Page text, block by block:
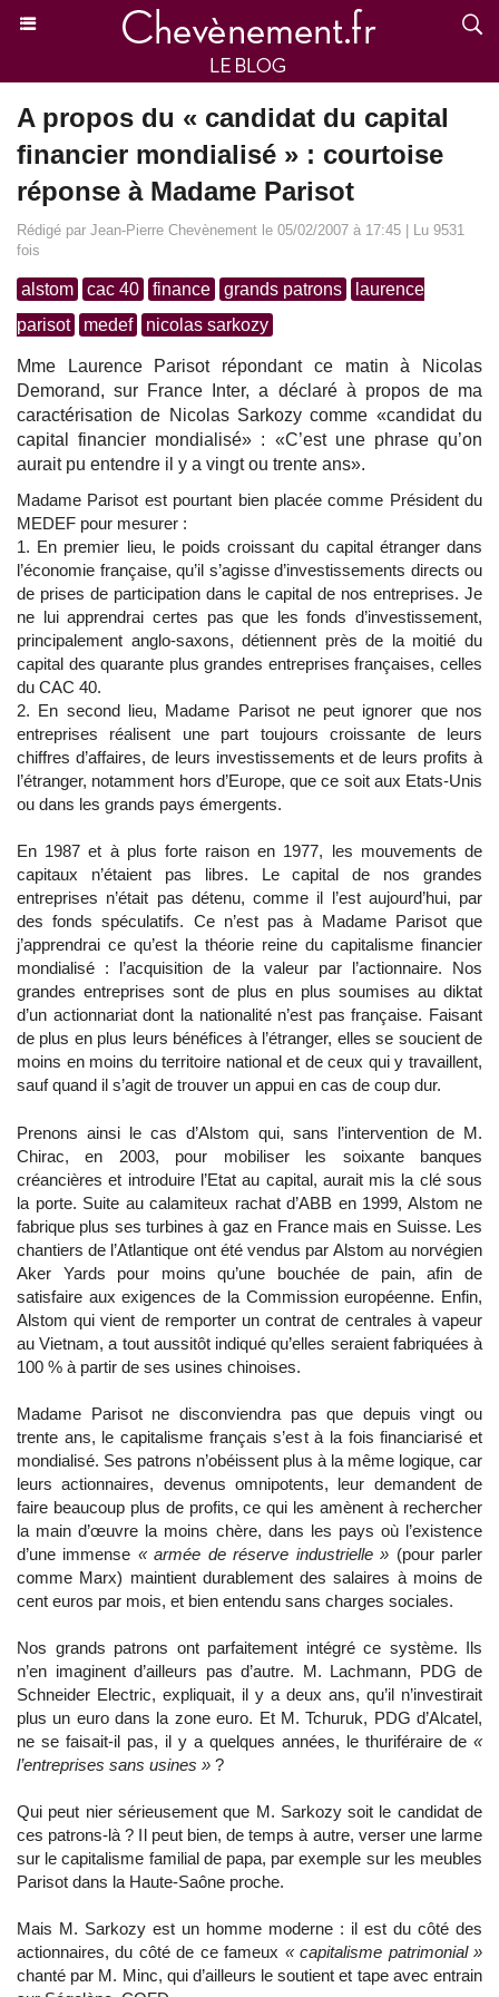
A propos du « candidat du capital
financier mondialisé » : courtoise
réponse à Madame Parisot
Rédigé par Jean-Pierre Chevènement le 05/02/2007 à 17:45 | Lu 9531
fois
alstom cac 40 finance grands patrons
laurence
parisot
medef nicolas sarkozy
Mme Laurence Parisot répondant ce matin à Nicolas
Demorand, sur France Inter, a déclaré à propos de ma
caractérisation de Nicolas Sarkozy comme «candidat du
capital financier mondialisé» : «C’est une phrase qu’on
aurait pu entendre il y a vingt ou trente ans».
Madame Parisot est pourtant bien placée comme Président du
MEDEF pour mesurer :
1. En premier lieu, le poids croissant du capital étranger dans
l’économie française, qu’il s’agisse d’investissements directs ou
de prises de participation dans le capital de nos entreprises. Je
ne lui apprendrai certes pas que les fonds d’investissement,
principalement anglo-saxons, détiennent près de la moitié du
capital des quarante plus grandes entreprises françaises, celles
du CAC 40.
2. En second lieu, Madame Parisot ne peut ignorer que nos
entreprises réalisent une part toujours croissante de leurs
chiffres d’affaires, de leurs investissements et de leurs profits à
l’étranger, notamment hors d’Europe, que ce soit aux Etats-Unis
ou dans les grands pays émergents.
En 1987 et à plus forte raison en 1977, les mouvements de
capitaux n’étaient pas libres. Le capital de nos grandes
entreprises n’était pas détenu, comme il l’est aujourd’hui, par
des fonds spéculatifs. Ce n’est pas à Madame Parisot que
j’apprendrai ce qu’est la théorie reine du capitalisme financier
mondialisé : l’acquisition de la valeur par l’actionnaire. Nos
grandes entreprises sont de plus en plus soumises au diktat
d’un actionnariat dont la nationalité n’est pas française. Faisant
de plus en plus leurs bénéfices à l’étranger, elles se soucient de
moins en moins du territoire national et de ceux qui y travaillent,
sauf quand il s’agit de trouver un appui en cas de coup dur.
Prenons ainsi le cas d’Alstom qui, sans l’intervention de M.
Chirac, en 2003, pour mobiliser les soixante banques
créancières et introduire l’Etat au capital, aurait mis la clé sous
la porte. Suite au calamiteux rachat d’ABB en 1999, Alstom ne
fabrique plus ses turbines à gaz en France mais en Suisse. Les
chantiers de l’Atlantique ont été vendus par Alstom au norvégien
Aker Yards pour moins qu’une bouchée de pain, afin de
satisfaire aux exigences de la Commission européenne. Enfin,
Alstom qui vient de remporter un contrat de centrales à vapeur
au Vietnam, a tout aussitôt indiqué qu’elles seraient fabriquées à
100 % à partir de ses usines chinoises.
Madame Parisot ne disconviendra pas que depuis vingt ou
trente ans, le capitalisme français s’est à la fois financiarisé et
mondialisé. Ses patrons n’obéissent plus à la même logique, car
leurs actionnaires, devenus omnipotents, leur demandent de
faire beaucoup plus de profits, ce qui les amènent à rechercher
la main d’œuvre la moins chère, dans les pays où l’existence
d’une immense « armée de réserve industrielle » (pour parler
comme Marx) maintient durablement des salaires à moins de
cent euros par mois, et bien entendu sans charges sociales.
Nos grands patrons ont parfaitement intégré ce système. Ils
n’en imaginent d’ailleurs pas d’autre. M. Lachmann, PDG de
Schneider Electric, expliquait, il y a deux ans, qu’il n’investirait
plus un euro dans la zone euro. Et M. Tchuruk, PDG d’Alcatel,
ne se faisait-il pas, il y a quelques années, le thuriféraire de «
l’entreprises sans usines » ?
Qui peut nier sérieusement que M. Sarkozy soit le candidat de
ces patrons-là ? Il peut bien, de temps à autre, verser une larme
sur le capitalisme familial de papa, par exemple sur les meubles
Parisot dans la Haute-Saône proche.
Mais M. Sarkozy est un homme moderne : il est du côté des
actionnaires, du côté de ce fameux « capitalisme patrimonial »
chanté par M. Minc, qui d’ailleurs le soutient et tape avec entrain